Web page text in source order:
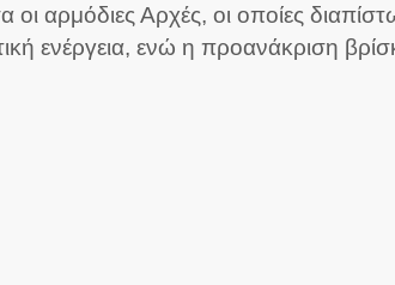
αρμόδιες Αρχές, οι οποίες
ενέργεια, ενώ η προανάκριση